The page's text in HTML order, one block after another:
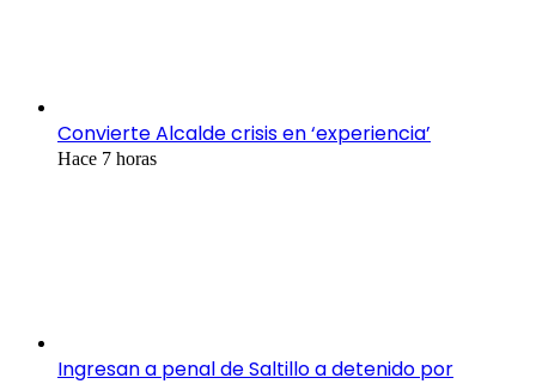
Convierte Alcalde crisis en ‘experiencia’
Hace 7 horas
Ingresan a penal de Saltillo a detenido por